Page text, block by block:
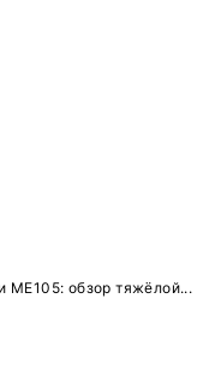
ME105: обзор тяжёлой...